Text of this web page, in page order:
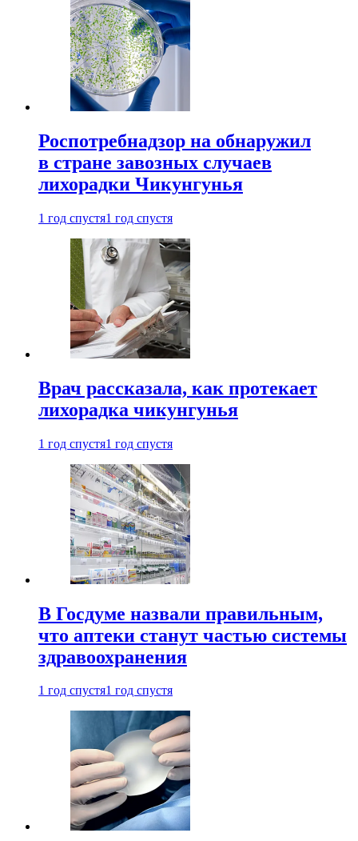
Роспотребнадзор на обнаружил
в стране завозных случаев
лихорадки Чикунгунья
1 год спустя1 год спустя
Врач рассказала, как протекает
лихорадка чикунгунья
1 год спустя1 год спустя
В Госдуме назвали правильным,
что аптеки станут частью системы
здравоохранения
1 год спустя1 год спустя